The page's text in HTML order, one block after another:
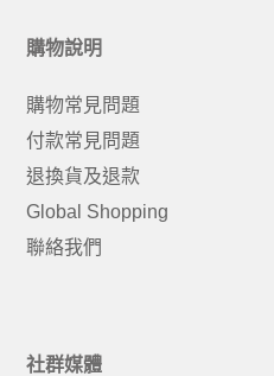
購物說明
購物常見問題
付款常見問題
退換貨及退款
Global Shopping
聯絡我們
社群媒體